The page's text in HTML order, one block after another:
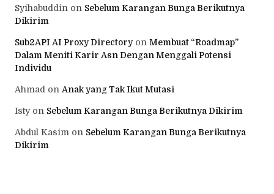
Syihabuddin on Sebelum Karangan Bunga Berikutnya
Dikirim
Sub2API AI Proxy Directoryon Membuat “Roadmap”
Dalam Meniti Karir Asn Dengan Menggali Potensi
Individu
Ahmad on Anak yang Tak Ikut Mutasi
Istyon Sebelum Karangan Bunga Berikutnya Dikirim
Abdul Kasim on Sebelum Karangan Bunga Berikutnya
Dikirim